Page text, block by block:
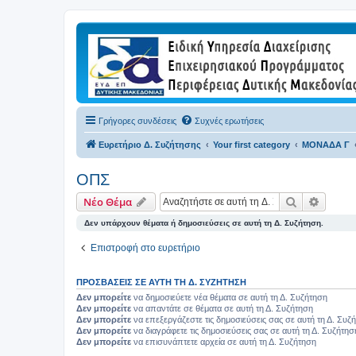
Γρήγορες συνδέσεις Συχνές ερωτήσεις
Ευρετήριο Δ. Συζήτησης Your first category ΜΟΝΑΔΑ Γ
ΟΠΣ
Νέο Θέμα Αναζήτηση
Δεν υπάρχουν θέματα ή δημοσιεύσεις σε αυτή τη Δ. Συζήτηση.
Επιστροφή στο ευρετήριο
ΠΡΟΣΒΆΣΕΙΣ ΣΕ ΑΥΤΉ ΤΗ Δ. ΣΥΖΉΤΗΣΗ
Δεν μπορείτε να δημοσιεύετε νέα θέματα σε αυτή τη Δ. Συζήτηση
Δεν μπορείτε να απαντάτε σε θέματα σε αυτή τη Δ. Συζήτηση
Δεν μπορείτε να επεξεργάζεστε τις δημοσιεύσεις σας σε αυτή τη Δ.
Δεν μπορείτε να διαγράφετε τις δημοσιεύσεις σας σε αυτή τη Δ.
Δεν μπορείτε να επισυνάπτετε αρχεία σε αυτή τη Δ. Συζήτηση